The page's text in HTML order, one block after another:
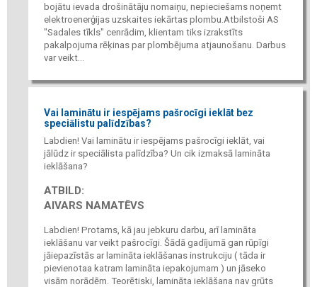
bojātu ievada drošinātāju nomaiņu, nepieciešams noņemt
elektroenerģijas uzskaites iekārtas plombu.Atbilstoši AS
"Sadales tīkls" cenrādim, klientam tiks izrakstīts
pakalpojuma rēķinas par plombējuma atjaunošanu. Darbus
var veikt...
Vai laminātu ir iespējams pašrocīgi ieklāt bez
speciālistu palīdzības?
Labdien! Vai laminātu ir iespējams pašrocīgi ieklāt, vai
jālūdz ir speciālista palīdzība? Un cik izmaksā lamināta
ieklāšana?
ATBILD:
AIVARS NAMATĒVS
Labdien! Protams, kā jau jebkuru darbu, arī lamināta
ieklāšanu var veikt pašrocīgi. Šādā gadījumā gan rūpīgi
jāiepazīstās ar lamināta ieklāšanas instrukciju ( tāda ir
pievienotaa katram lamināta iepakojumam ) un jāseko
visām norādēm. Teorētiski, lamināta ieklāšana nav grūts